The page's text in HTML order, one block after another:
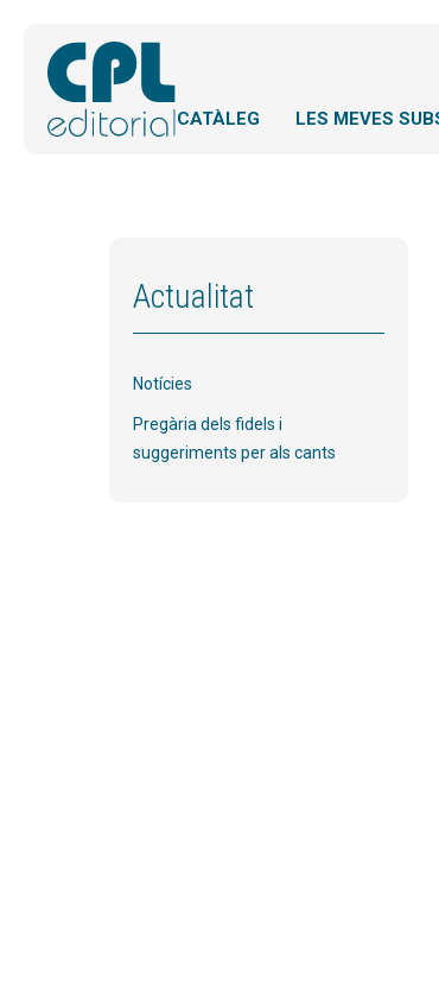
CATÀLEG LES MEVES
Actualitat
Notícies
Pregària dels fidels i
suggeriments per als cants